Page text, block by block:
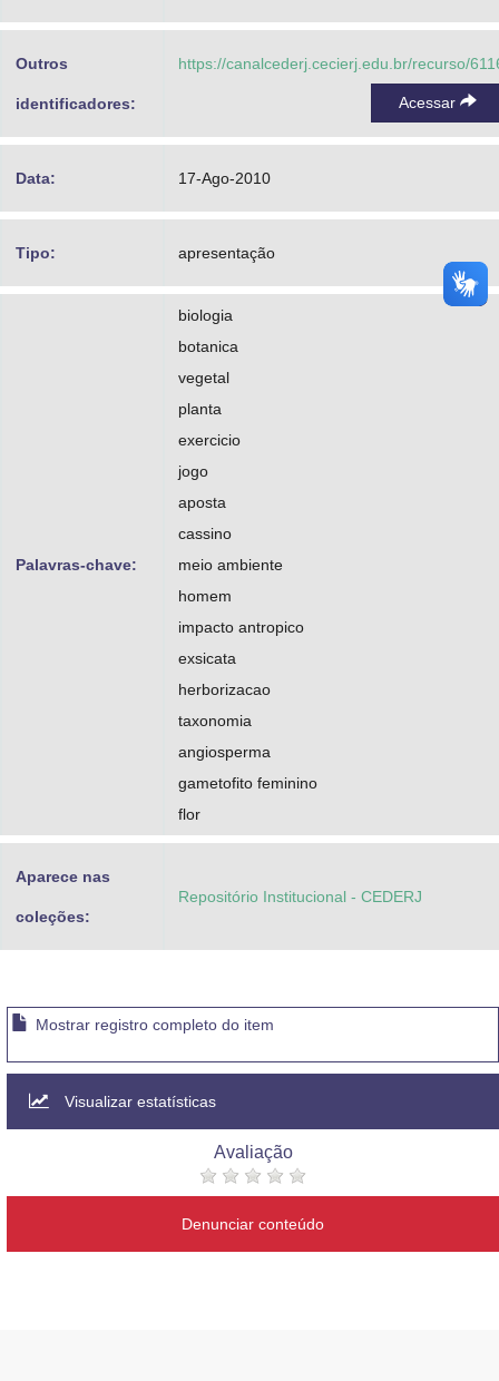
Outros
identificadores:
https://canalcederj.cecierj.edu.br/recurso/
Acessar
Data: 17-Ago-2010
Tipo: apresentação
Palavras-chave:
biologia
botanica
vegetal
planta
exercicio
jogo
aposta
cassino
meio ambiente
homem
impacto antropico
exsicata
herborizacao
taxonomia
angiosperma
gametofito feminino
flor
Aparece nas
coleções:
Repositório Institucional - CEDERJ
Mostrar registro completo do item
Visualizar estatísticas
Avaliação
Denunciar conteúdo